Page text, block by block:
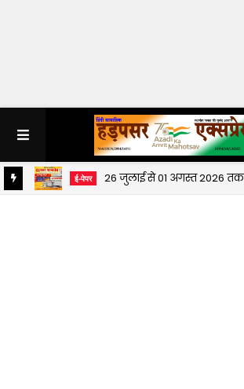
ई-पेपर 26 जुलाई से 01 अगस्त 2026